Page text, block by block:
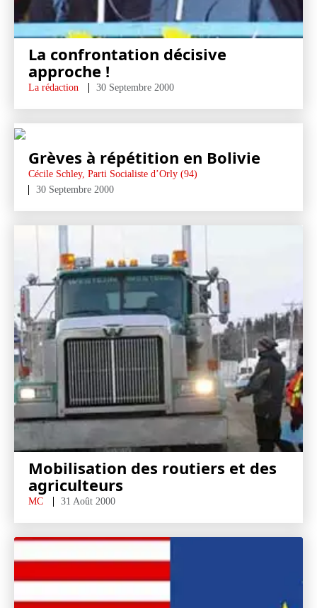
La confrontation décisive
approche !
La rédaction 30 Septembre 2000
Grèves à répétition en Bolivie
Cécile Schley, Parti Socialiste d’Orly (94)
30 Septembre 2000
Mobilisation des routiers et des
agriculteurs
MC 31 Août 2000